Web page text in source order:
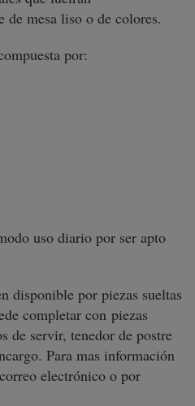
de mesa liso o de colores.
por:
uso diario por ser apto
disponible por piezas sueltas
completar con piezas
de servir, tenedor de postre
Para mas información
electrónico o por